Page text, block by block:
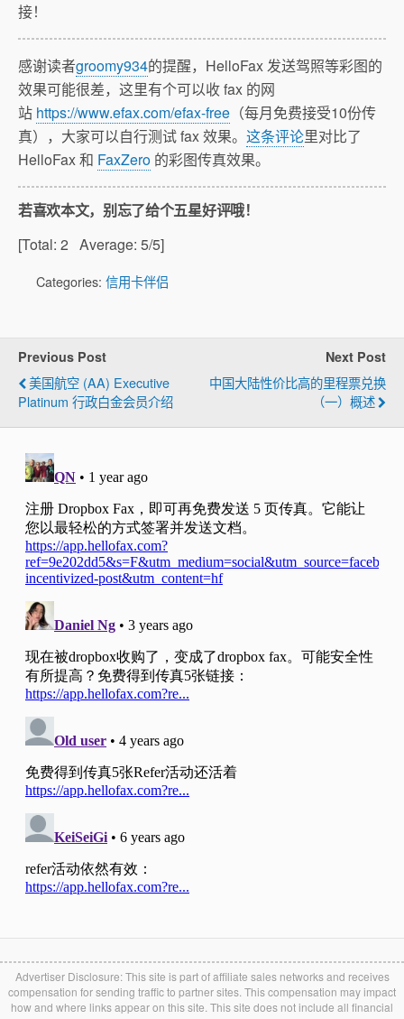
接！
感谢读者groomy934的提醒，HelloFax 发送驾照等彩图的
效果可能很差，这里有个可以收 fax 的网
站 https://www.efax.com/efax-free （每月免费接受10份传
真），大家可以自行测试 fax 效果。 这条评论里对比了
HelloFax 和 FaxZero 的彩图传真效果。
若喜欢本文，别忘了给个五星好评哦！
[Total: 2 Average: 5/5]
Categories: 信用卡伴侣
Previous Post
美国航空 (AA) Executive
Platinum 行政白金会员介绍
Next Post
中国大陆性价比高的里程票兑换
（一）概述
Advertiser Disclosure: This site is part of affiliate sales networks and receives
compensation for sending traffic to partner sites. This compensation may impact
how and where links appear on this site. This site does not include all financial